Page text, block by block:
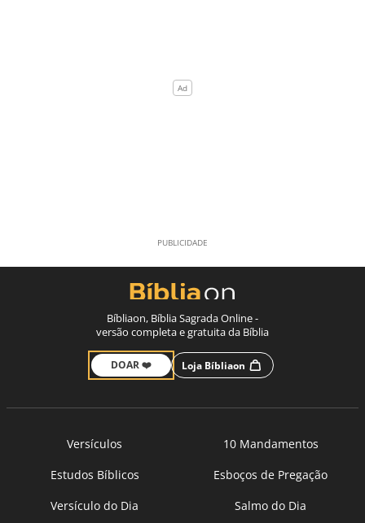
Bíbliaon, Bíblia Sagrada Online -
versão completa e gratuita da Bíblia
DOAR ❤️ Loja Bíbliaon
Versículos
10 Mandamentos
Estudos Bíblicos
Esboços de Pregação
Versículo do Dia
Salmo do Dia